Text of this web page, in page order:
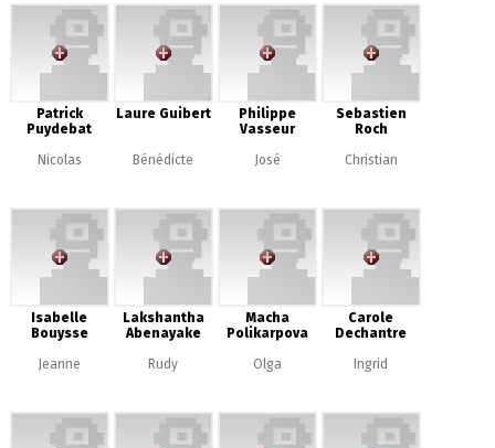
Patrick
Puydebat
Nicolas
Laure Guibert
Bénédicte
Philippe
Vasseur
José
Sebastien
Roch
Christian
Isabelle
Bouysse
Jeanne
Lakshantha
Abenayake
Rudy
Macha
Polikarpova
Olga
Carole
Dechantre
Ingrid